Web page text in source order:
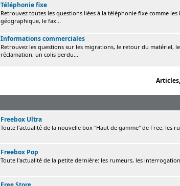
Téléphonie fixe
Retrouvez toutes les questions liées à la téléphonie fixe comme
géographique, le fax...
Informations commerciales
Retrouvez les questions sur les migrations, le retour du matériel,
réclamation, un colis perdu...
Freebox Ultra
Toute l'actualité de la nouvelle box "Haut de gamme" de Free: les
Freebox Pop
Toute l'actualité de la petite dernière: les rumeurs, les